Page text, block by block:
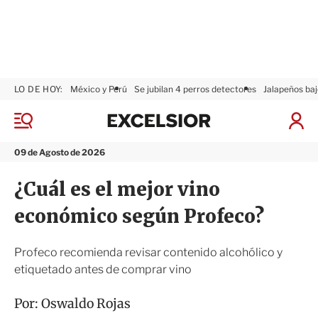
M
n
09 de Agosto de 2026
LO DE HOY: México y Perú Se jubilan 4 perros detectores Jalapeños
I
x
i
r
¿Cuál es el mejor vino
económico según Profeco?
Profeco recomienda revisar contenido alcohólico y
etiquetado antes de comprar vino
Por: Oswaldo Rojas